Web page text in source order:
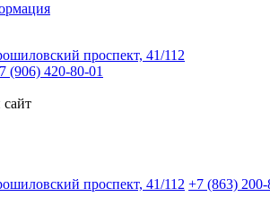
проспект, 41/112
(906) 420-80-01
проспект, 41/112 +7 (863) 200-